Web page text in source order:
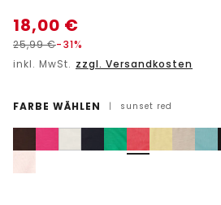
18,00 €
25,99€-31%
inkl. MwSt. zzgl. Versandkosten
FARBE WÄHLEN | sunset red